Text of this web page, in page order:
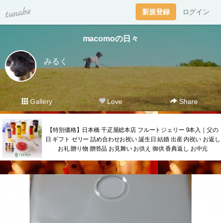
tuna.be 新規登録 ログイン
macomoの日々
みるく
Gallery Love Share
【特別価格】日本橋 千疋屋総本店 フルートジェリー 9本入｜父の
日 ギフト ゼリー 詰め合わせお祝い 誕生日 結婚 出産 内祝い お返し
お礼 贈り物 贈答品 お見舞い お供え 御供 香典返し お中元